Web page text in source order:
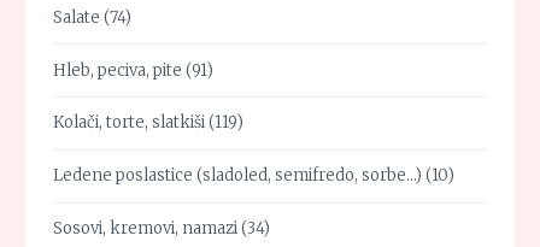
Salate (74)
Hleb, peciva, pite (91)
Kolači, torte, slatkiši(119)
Ledene poslastice (sladoled, semifredo, sorbe…) (10)
Sosovi, kremovi, namazi(34)